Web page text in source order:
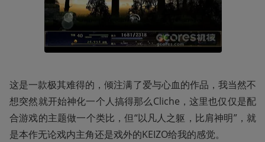
这是一款极其难得的，倾注满了爱与心血的作品，我当然不
想突然就开始神化一个人搞得那么Cliche，这里也仅仅是配
合游戏的主题做一个类比，但“以凡人之躯，比肩神明”，就
是本作无论戏内主角还是戏外的KEIZO给我的感觉。